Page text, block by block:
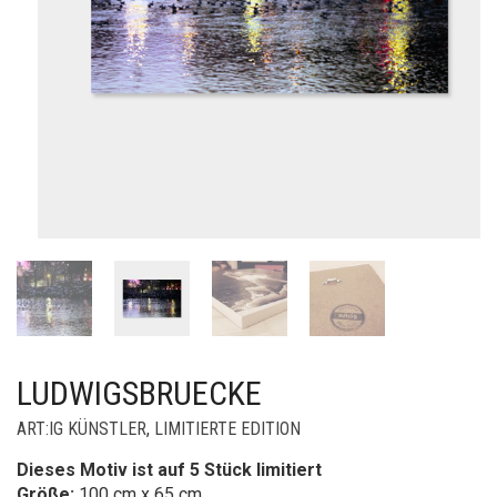
LUDWIGSBRUECKE
ART:IG KÜNSTLER, LIMITIERTE EDITION